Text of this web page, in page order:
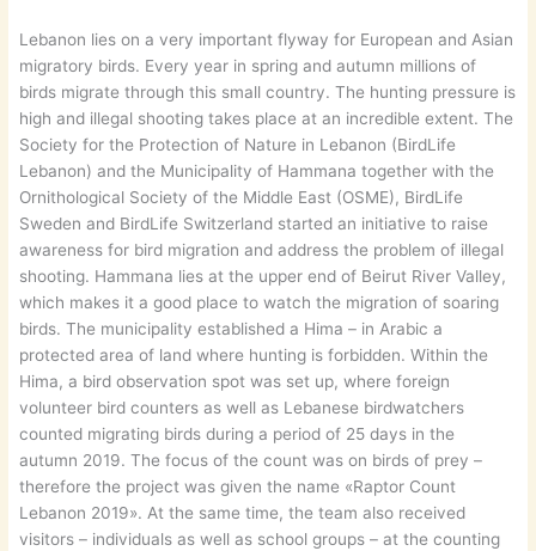
Lebanon lies on a very important flyway for European and Asian
migratory birds. Every year in spring and autumn millions of
birds migrate through this small country. The hunting pressure is
high and illegal shooting takes place at an incredible extent. The
Society for the Protection of Nature in Lebanon (BirdLife
Lebanon) and the Municipality of Hammana together with the
Ornithological Society of the Middle East (OSME), BirdLife
Sweden and BirdLife Switzerland started an initiative to raise
awareness for bird migration and address the problem of illegal
shooting. Hammana lies at the upper end of Beirut River Valley,
which makes it a good place to watch the migration of soaring
birds. The municipality established a Hima – in Arabic a
protected area of land where hunting is forbidden. Within the
Hima, a bird observation spot was set up, where foreign
volunteer bird counters as well as Lebanese birdwatchers
counted migrating birds during a period of 25 days in the
autumn 2019. The focus of the count was on birds of prey –
therefore the project was given the name «Raptor Count
Lebanon 2019». At the same time, the team also received
visitors – individuals as well as school groups – at the counting